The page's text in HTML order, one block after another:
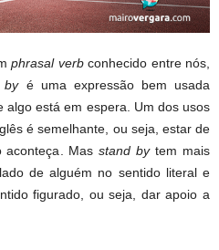
phrasal verbconhecido entre nós,
by é uma expressão bem usada
está em espera. Um dos usos
é semelhante, ou seja, estar de
aconteça. Masstand bytem mais
de alguém no sentido literal e
figurado, ou seja, dar apoio a